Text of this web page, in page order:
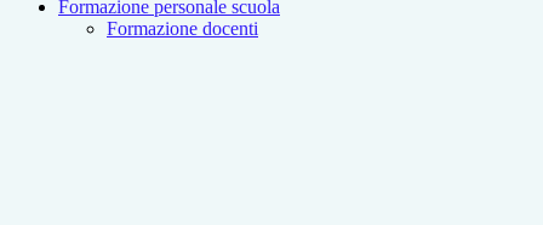
Formazione personale scuola
Formazione docenti